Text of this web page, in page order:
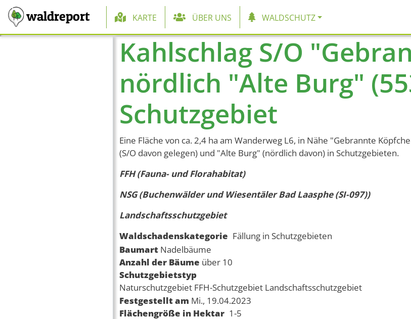
waldreport Hauptnavigation
KARTE ÜBER UNS WALDSCHUTZ
Kahlschlag S/O
nördlich "Alte Burg"
Schutzgebiet
Eine Fläche von ca. 2,4 ha am Wanderweg L6, in Nähe "Gebrannte
(S/O davon gelegen) und "Alte Burg" (nördlich davon) in Schutzgebieten.
FFH (Fauna- und Florahabitat)
NSG (Buchenwälder und Wiesentäler Bad Laasphe (SI-097))
Landschaftsschutzgebiet
Waldschadenskategorie Fällung in Schutzgebieten
Baumart Nadelbäume
Anzahl der Bäume über 10
Schutzgebietstyp
Naturschutzgebiet FFH-Schutzgebiet Landschaftsschutzgebiet
Festgestellt am Mi., 19.04.2023
Flächengröße in Hektar 1-5